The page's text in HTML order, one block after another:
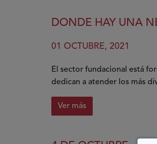
con
Diversidad
la
Igualdad
DONDE HAY UNA
01 OCTUBRE, 2021
El sector fundacional está
dedican a atender los más
Ver más
sobre
hay